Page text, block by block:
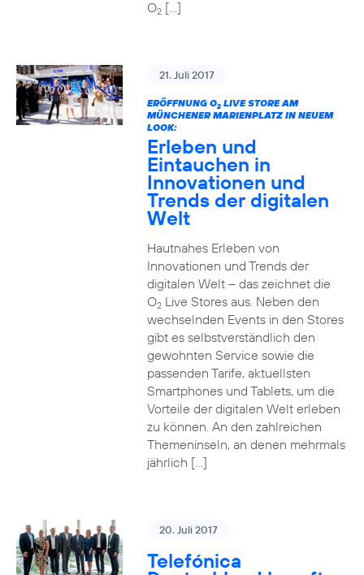
O2[…]
21. Juli 2017
ERÖFFNUNG O2LIVE STORE AM
MÜNCHENER MARIENPLATZ IN NEUEM
LOOK:
Erleben und
Eintauchen in
Innovationen und
Trends der digitalen
Welt
Hautnahes Erleben von
Innovationen und Trends der
digitalen Welt – das zeichnet die
O2Live Stores aus. Neben den
wechselnden Events in den Stores
gibt es selbstverständlich den
gewohnten Service sowie die
passenden Tarife, aktuellsten
Smartphones und Tablets, um die
Vorteile der digitalen Welt erleben
zu können. An den zahlreichen
Themeninseln, an denen mehrmals
jährlich […]
20. Juli 2017
Telefónica